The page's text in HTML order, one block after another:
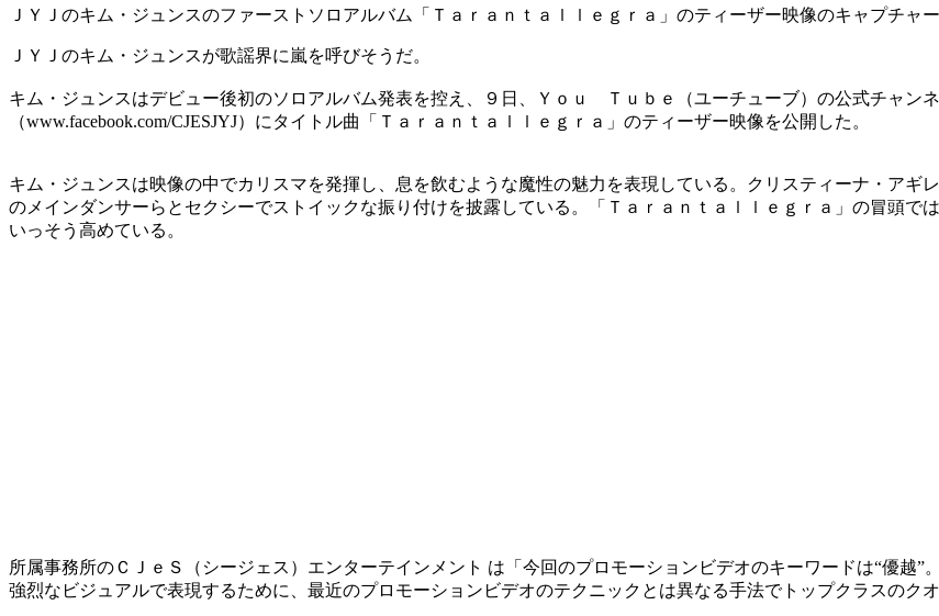
ＪＹＪのキム・ジュンスのファーストソロアルバム「Ｔａｒａｎｔａｌｌｅｇｒａ」のティーザー映像のキャプチャー
ＪＹＪのキム・ジュンスが歌謡界に嵐を呼びそうだ。
キム・ジュンスはデビュー後初のソロアルバム発表を控え、９日、Ｙｏｕ Ｔｕｂｅ（ユーチューブ）の公式チャンネ
（www.facebook.com/CJESJYJ）にタイトル曲「Ｔａｒａｎｔａｌｌｅｇｒａ」のティーザー映像を公開した。
キム・ジュンスは映像の中でカリスマを発揮し、息を飲むような魔性の魅力を表現している。クリスティーナ・アギ
のメインダンサーらとセクシーでストイックな振り付けを披露している。「Ｔａｒａｎｔａｌｌｅｇｒａ」の冒頭で
いっそう高めている。
所属事務所のＣＪｅＳ（シージェス）エンターテインメント は「今回のプロモーションビデオのキーワードは“優越
強烈なビジュアルで表現するために、最近のプロモーションビデオのテクニックとは異なる手法でトップクラスのク